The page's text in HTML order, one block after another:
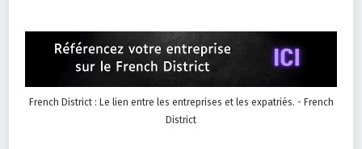
French District : Le lien entre les entreprises et les expatriés. - French
District